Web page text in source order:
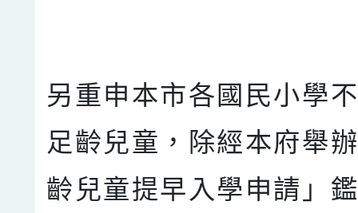
另重申本市各國民小學
足齡兒童，除經本府舉
齡兒童提早入學申請」